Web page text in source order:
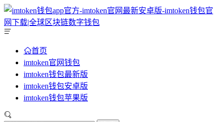
首页
imtoken官网钱包
imtoken钱包最新版
imtoken钱包安卓版
imtoken钱包苹果版